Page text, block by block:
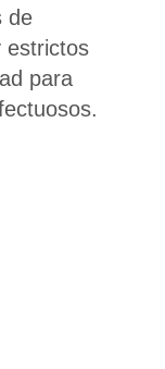
de
estrictos
para